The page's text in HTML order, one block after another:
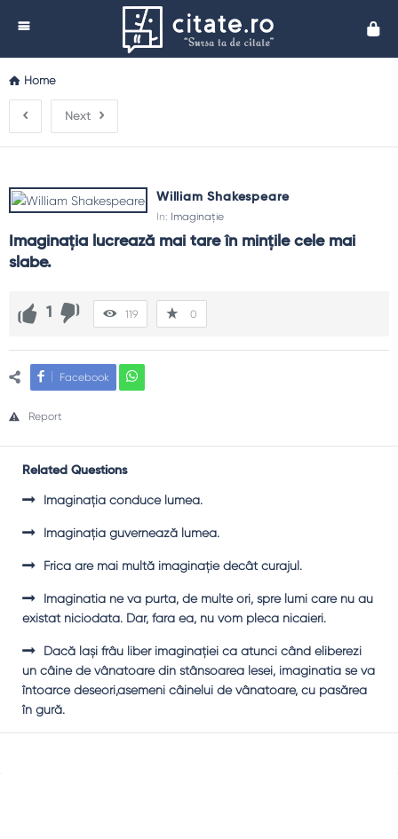
Home
Next
William Shakespeare
In: Imaginație
Imaginaţia lucrează mai tare în minţile cele mai
slabe.
1 119 0
Facebook
Report
Related Questions
Imaginaţia conduce lumea.
Imaginaţia guvernează lumea.
Frica are mai multă imaginaţie decât curajul.
Imaginatia ne va purta, de multe ori, spre lumi care nu au
existat niciodata. Dar, fara ea, nu vom pleca nicaieri.
Dacă lași frâu liber imaginației ca atunci când eliberezi
un câine de vânatoare din stânsoarea lesei, imaginatia se va
întoarce deseori,asemeni câinelui de vânatoare, cu pasărea
în gură.